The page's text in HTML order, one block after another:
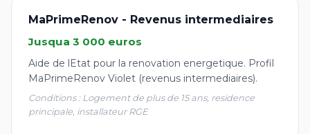
MaPrimeRenov - Revenus intermediaires
Jusqua 3 000 euros
Aide de lEtat pour la renovation energetique. Profil
MaPrimeRenov Violet (revenus intermediaires).
Conditions : Logement de plus de 15 ans, residence
principale, installateur RGE